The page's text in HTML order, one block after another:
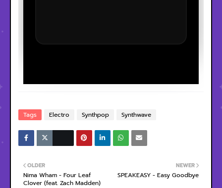
Tags Electro Synthpop Synthwave
NEWER
SPEAKEASY - Easy Goodbye
OLDER
Nima Wham - Four Leaf
Clover (feat. Zach Madden)